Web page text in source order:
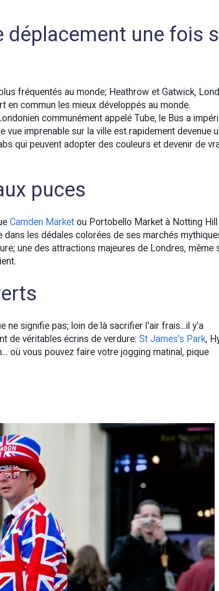
déplacement une fois
fréquentés au monde; Heathrow et Gatwick,
commun les mieux développés au monde.
communément appelé Tube, le Bus a
vue imprenable sur la ville est rapidement devenue
qui peuvent adopter des couleurs et devenir de
puces
Camden Market ou Portobello Market à Notting Hill
les dédales colorées de ses marchés
une des attractions majeures de Londres, même
ne signifie pas; loin de là sacrifier l'air frais...il y'a
de véritables écrins de verdure: St James's Park,
où vous pouvez faire votre jogging matinal, pique